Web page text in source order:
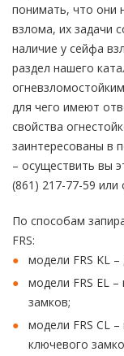
понимать, что они
взлома, их задачи
наличие у сейфа
раздел нашего
для чего имеют
свойства
заинтересованы в
– осуществить вы
(861) 217-77-59 или
По способам
FRS:
модели FRS KL
модели FRS EL
замков;
модели FRS CL
ключевого